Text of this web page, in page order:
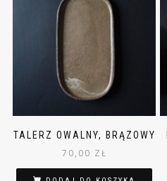
TALERZ OWALNY, BRĄZOWY
70,00 ZŁ